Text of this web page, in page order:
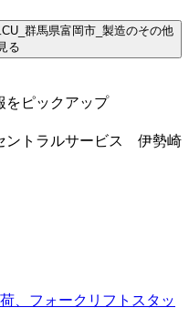
群馬県富岡市_製造のその他
る
をピックアップ
ントラルサービス 伊勢崎
、フォークリフトスタッ